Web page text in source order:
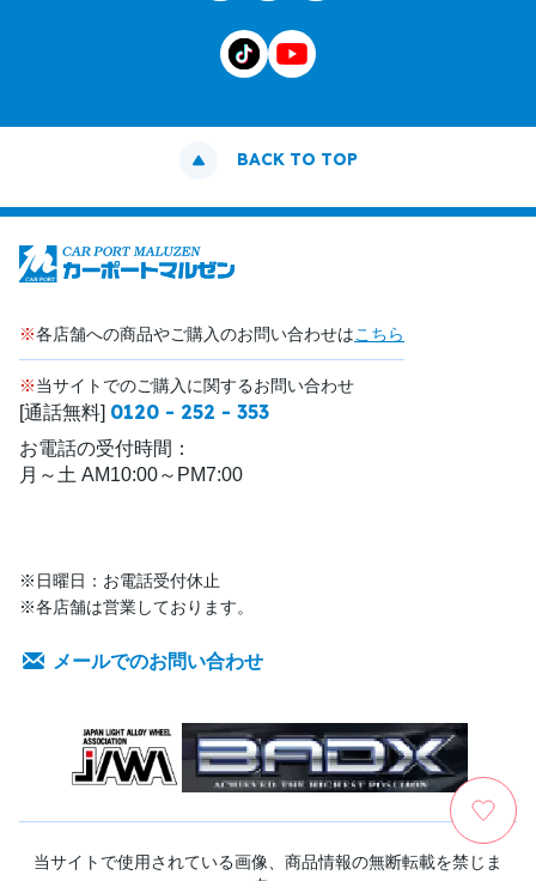
BACK TO TOP
※各店舗への商品やご購入のお問い合わせはこちら
※当サイトでのご購入に関するお問い合わせ
[通話無料] 0120 - 252 - 353
お電話の受付時間：
月～土 AM10:00～PM7:00
※日曜日：お電話受付休止
※各店舗は営業しております。
メールでのお問い合わせ
当サイトで使用されている画像、商品情報の無断転載を禁じま